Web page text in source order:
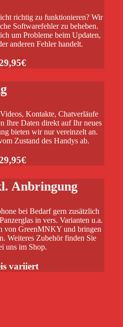
richtig zu funktionieren? Wir
Softwarefehler zu beheben.
um Probleme beim Updaten,
anderen Fehler handelt.
Kontakte, Chatverläufe
Ihre Daten direkt auf Ihr neues
bieten wir nur vereinzelt an.
Zustand des Handys ab.
Anbringung
bei Bedarf gern zusätzlich
in vers. Varianten u.a.
von GreenMNKY und bringen
Weiteres Zubehör finden Sie
uns im Shop.
variiert